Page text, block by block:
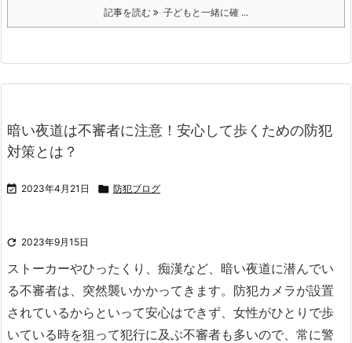
記事を読む 子どもと一緒に確 ...
暗い夜道は不審者に注意！安心して歩くための防犯
対策とは？
 2023年4月21日  防犯ブログ
 2023年9月15日
ストーカーやひったくり、痴漢など、暗い夜道に潜んでい
る不審者は、突然襲いかかってきます。 防犯カメラが設置
されているからといって安心はできず、女性がひとりで歩
いている時を狙って犯行に及ぶ不審者も多いので、常に警